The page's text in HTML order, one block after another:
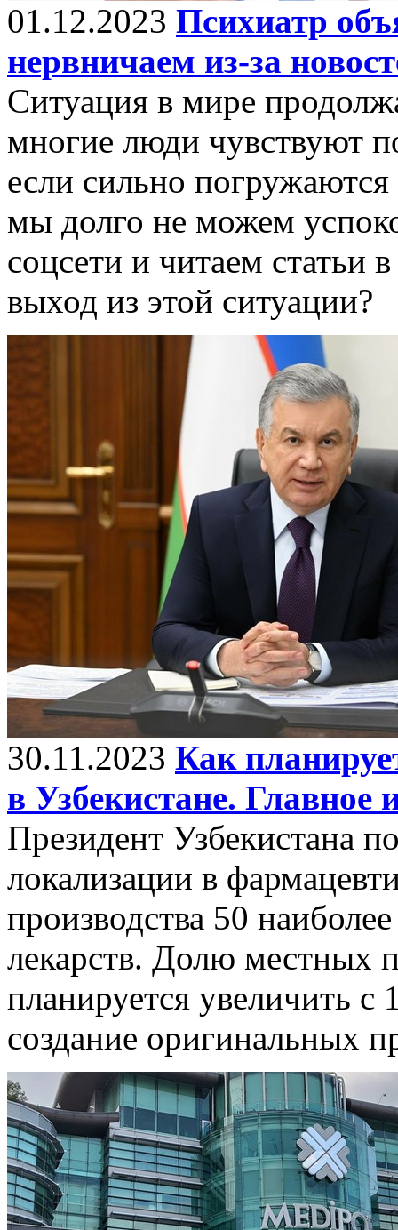
01.12.2023 Психиатр
нервничаем из-за
Ситуация в мире
многие люди чувствуют
если сильно
мы долго не можем
соцсети и читаем
выход из этой ситуации?
30.11.2023 Как
в Узбекистане. Главное
Президент Узбекистана
локализации в
производства 50
лекарств. Долю местных
планируется увеличить с
создание оригинальных